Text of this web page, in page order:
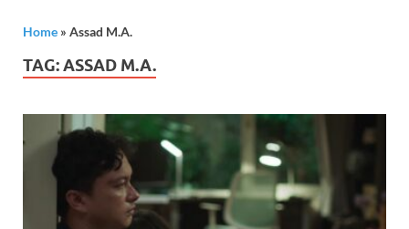
Home » Assad M.A.
TAG:ASSAD M.A.